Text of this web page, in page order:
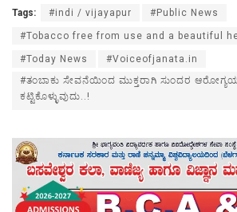
Tags: #indi / vijayapur #Public News
#Tobacco free from use and a beautiful
#Today News
#Voiceofjanata.in
#ತಂಬಾಕು ಸೇವನೆಯಿಂದ ಮುಕ್ತರಾಗಿ ಸುಂದರ
ಕಟ್ಟಿಕೊಳ್ಳುವುದು..!